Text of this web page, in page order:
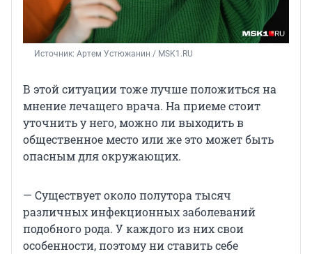
Источник: Артем Устюжанин / MSK1.RU
В этой ситуации тоже лучше положиться на
мнение лечащего врача. На приеме стоит
уточнить у него, можно ли выходить в
общественное место или же это может быть
опасным для окружающих.
— Существует около полутора тысяч
различных инфекционных заболеваний
подобного рода. У каждого из них свои
особенности, поэтому ни ставить себе